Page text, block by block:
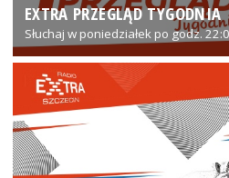
EXTRA PRZEGLĄD TYGODNIA
Słuchaj w poniedziałek po godz.